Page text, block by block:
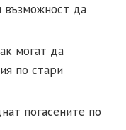
възможност да
могат да
по стари
погасените по